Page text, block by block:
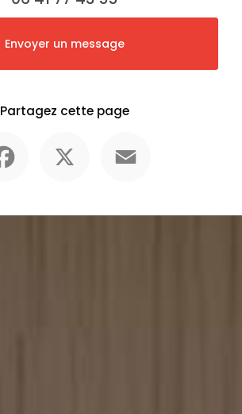
Envoyer un message
Partagez cette page